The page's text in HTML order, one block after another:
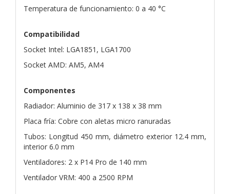
Temperatura de funcionamiento: 0 a 40 °C
Compatibilidad
Socket Intel: LGA1851, LGA1700
Socket AMD: AM5, AM4
Componentes
Radiador: Aluminio de 317 x 138 x 38 mm
Placa fría: Cobre con aletas micro ranuradas
Tubos: Longitud 450 mm, diámetro exterior 12.4 mm,
interior 6.0 mm
Ventiladores: 2 x P14 Pro de 140 mm
Ventilador VRM: 400 a 2500 RPM